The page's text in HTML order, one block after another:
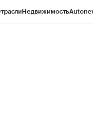
Недвижимость